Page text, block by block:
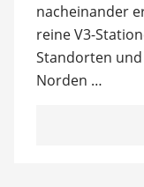
nacheinander
reine V3-
Standorten
Norden …